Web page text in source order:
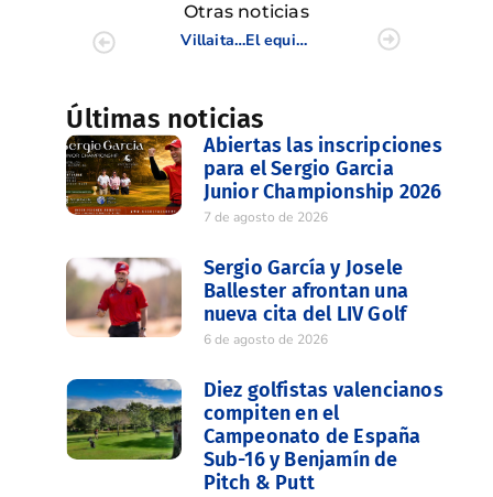
Otras noticias
Villaitana acogió los Campeonatos de 3ª, 4ª y 5ª Categoría Masculino y Femenino
El equipo de «Font Crew» se adjudica la séptima prueba de la Copa Levante en Villaitana
Últimas noticias
Abiertas las inscripciones
para el Sergio Garcia
Junior Championship 2026
7 de agosto de 2026
Sergio García y Josele
Ballester afrontan una
nueva cita del LIV Golf
6 de agosto de 2026
Diez golfistas valencianos
compiten en el
Campeonato de España
Sub-16 y Benjamín de
Pitch & Putt